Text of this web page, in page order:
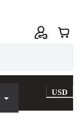
0
USD